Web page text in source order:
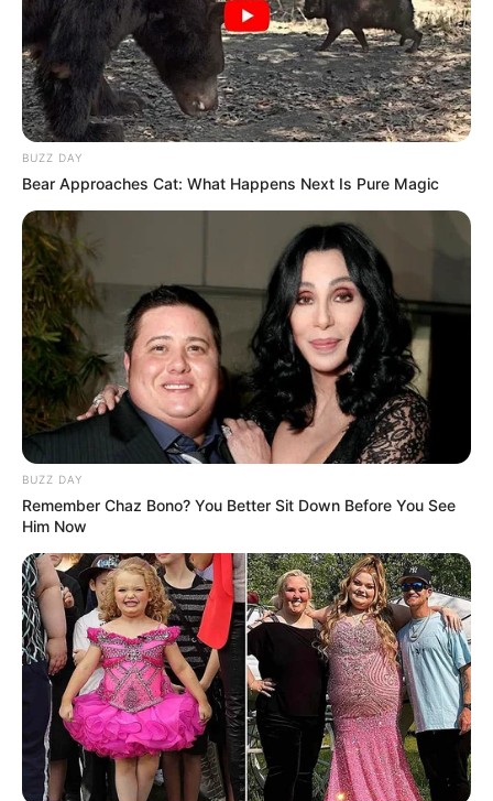
BUZZ DAY
Bear Approaches Cat: What Happens Next Is Pure Magic
BUZZ DAY
Remember Chaz Bono? You Better Sit Down Before You See
Him Now